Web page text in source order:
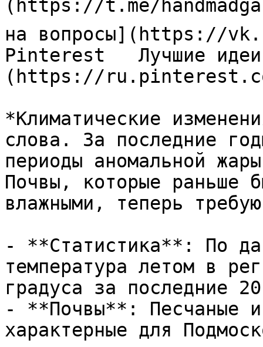
(https://t.me/
на вопросы](https://
Pinterest   Лучшие
(https://
*Климатические
слова. За последние
периоды аномальной
Почвы, которые раньше
влажными, теперь
- **Статистика**: По
температура летом в
градуса за последние
- **Почвы**: Песчаные и
характерные для